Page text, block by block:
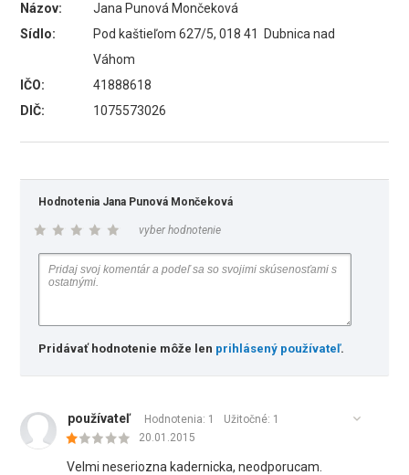
Názov:
Jana Punová Mončeková
Sídlo:
Pod kaštieľom 627/5, 018 41 Dubnica nad
Váhom
IČO:
41888618
DIČ:
1075573026
Hodnotenia Jana Punová Mončeková
vyber hodnotenie
Pridávať hodnotenie môže len prihlásený používateľ.
používateľ Hodnotenia: 1 Užitočné: 1
20.01.2015
Velmi neseriozna kadernicka, neodporucam.